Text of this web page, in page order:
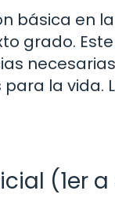
básica en
grado.
la vida.
(1er